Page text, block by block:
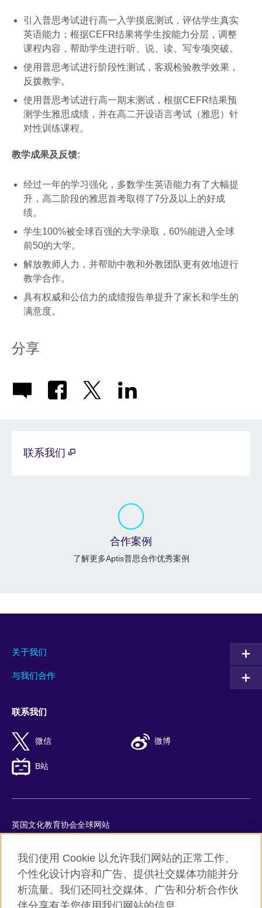
引入普思考试进行高一入学摸底测试，评估学生真实
英语能力；根据CEFR结果将学生按能力分层，调整
课程内容，帮助学生进行听、说、读、写专项突破。
使用普思考试进行阶段性测试，客观检验教学效果，
反拨教学。
使用普思考试进行高一期末测试，根据CEFR结果预
测学生雅思成绩，并在高二开设语言考试（雅思）针
对性训练课程。
教学成果及反馈:
经过一年的学习强化，多数学生英语能力有了大幅提
升，高二阶段的雅思首考取得了7分及以上的好成
绩。
学生100%被全球百强的大学录取，60%能进入全球
前50的大学。
解放教师人力，并帮助中教和外教团队更有效地进行
教学合作。
具有权威和公信力的成绩报告单提升了家长和学生的
满意度。
分享
联系我们
合作案例
了解更多Aptis普思合作优秀案例
关于我们
与我们合作
联系我们
微信 微博
B站
英国文化教育协会全球网站
Cookie
网站地图
ICP number: 京ICP备10044692号-8
我们使用 Cookie 以允许我们网站的正常工作、
个性化设计内容和广告、提供社交媒体功能并分
析流量。我们还同社交媒体、广告和分析合作伙
伴分享有关您使用我们网站的信息。